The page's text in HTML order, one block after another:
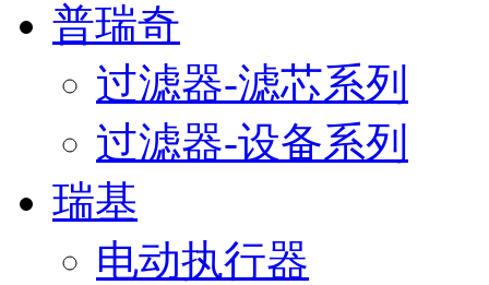
普瑞奇
过滤器-滤芯系列
过滤器-设备系列
瑞基
电动执行器